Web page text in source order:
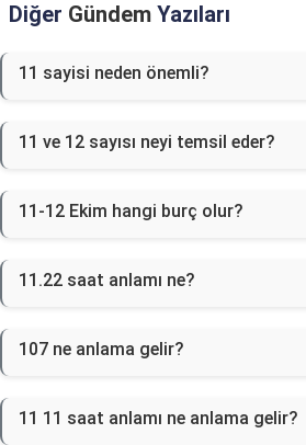
Diğer Gündem Yazıları
11 sayisi neden önemli?
11 ve 12 sayısı neyi temsil eder?
11-12 Ekim hangi burç olur?
11.22 saat anlamı ne?
107 ne anlama gelir?
11 11 saat anlamı ne anlama gelir?